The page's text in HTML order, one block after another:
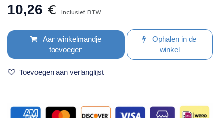
10,26 € Inclusief BTW
Aan winkelmandje
toevoegen
Ophalen in de
winkel
Toevoegen aan verlanglijst